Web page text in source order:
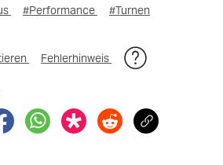
#Performance #Turnen
Fehlerhinweis